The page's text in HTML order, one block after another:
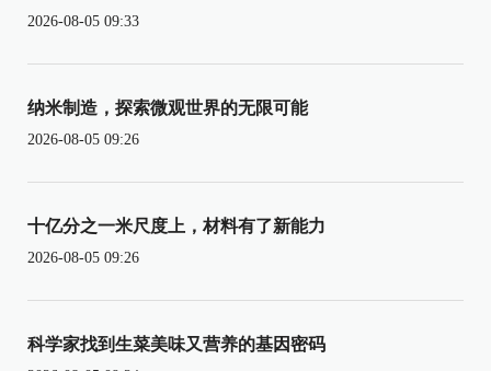
2026-08-05 09:33
纳米制造，探索微观世界的无限可能
2026-08-05 09:26
十亿分之一米尺度上，材料有了新能力
2026-08-05 09:26
科学家找到生菜美味又营养的基因密码